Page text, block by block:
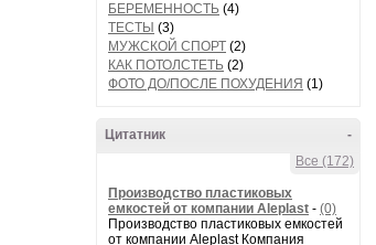
БЕРЕМЕННОСТЬ (4)
ТЕСТЫ (3)
МУЖСКОЙ СПОРТ (2)
КАК ПОТОЛСТЕТЬ (2)
ФОТО ДО/ПОСЛЕ ПОХУДЕНИЯ (1)
-
Цитатник
Все (172)
Производство пластиковых
емкостей от компании Aleplast - (0)
Производство пластиковых емкостей
от компании Aleplast Компания